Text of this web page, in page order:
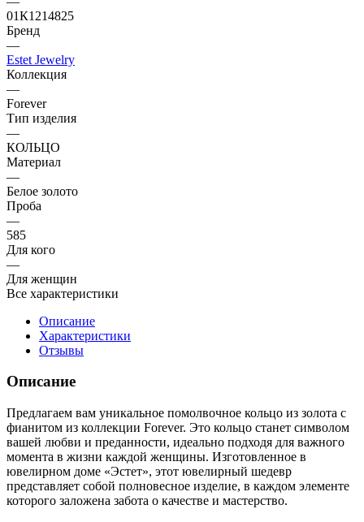
01К1214825
Бренд
—
Estet Jewelry
Коллекция
—
Forever
Тип изделия
—
КОЛЬЦО
Материал
—
Белое золото
Проба
—
585
Для кого
—
Для женщин
Все характеристики
Описание
Характеристики
Отзывы
Описание
Предлагаем вам уникальное помолвочное кольцо из золота с
фианитом из коллекции Forever. Это кольцо станет символом
вашей любви и преданности, идеально подходя для важного
момента в жизни каждой женщины. Изготовленное в
ювелирном доме «Эстет», этот ювелирный шедевр
представляет собой полновесное изделие, в каждом элементе
которого заложена забота о качестве и мастерство.